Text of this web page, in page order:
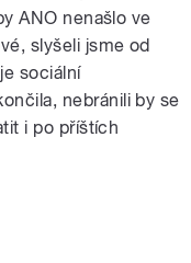
ANO nenašlo ve
slyšeli jsme od
sociální
nebránili by se
i po příštích